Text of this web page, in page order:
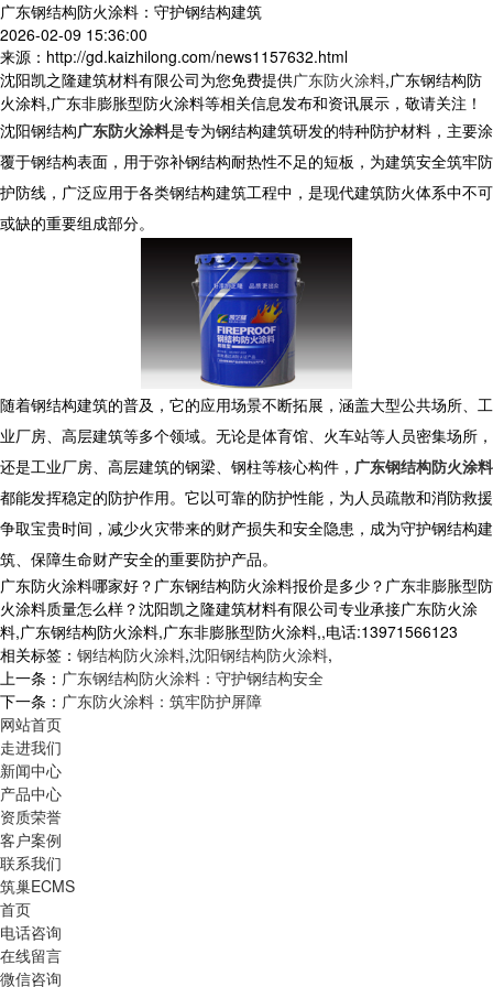
广东钢结构防火涂料：守护钢结构建筑
2026-02-09 15:36:00
来源：http://gd.kaizhilong.com/news1157632.html
沈阳凯之隆建筑材料有限公司为您免费提供广东防火涂料,广东钢结构防
火涂料,广东非膨胀型防火涂料等相关信息发布和资讯展示，敬请关注！
沈阳钢结构广东防火涂料是专为钢结构建筑研发的特种防护材料，主要涂
覆于钢结构表面，用于弥补钢结构耐热性不足的短板，为建筑安全筑牢防
护防线，广泛应用于各类钢结构建筑工程中，是现代建筑防火体系中不可
或缺的重要组成部分。
随着钢结构建筑的普及，它的应用场景不断拓展，涵盖大型公共场所、工
业厂房、高层建筑等多个领域。无论是体育馆、火车站等人员密集场所，
还是工业厂房、高层建筑的钢梁、钢柱等核心构件， 广东钢结构防火涂料
都能发挥稳定的防护作用。它以可靠的防护性能，为人员疏散和消防救援
争取宝贵时间，减少火灾带来的财产损失和安全隐患，成为守护钢结构建
筑、保障生命财产安全的重要防护产品。
广东防火涂料哪家好？广东钢结构防火涂料报价是多少？广东非膨胀型防
火涂料质量怎么样？沈阳凯之隆建筑材料有限公司专业承接广东防火涂
料,广东钢结构防火涂料,广东非膨胀型防火涂料,,电话:13971566123
相关标签： 钢结构防火涂料,沈阳钢结构防火涂料,
上一条： 广东钢结构防火涂料：守护钢结构安全
下一条： 广东防火涂料：筑牢防护屏障
网站首页
走进我们
新闻中心
产品中心
资质荣誉
客户案例
联系我们
筑巢ECMS
首页
电话咨询
在线留言
微信咨询